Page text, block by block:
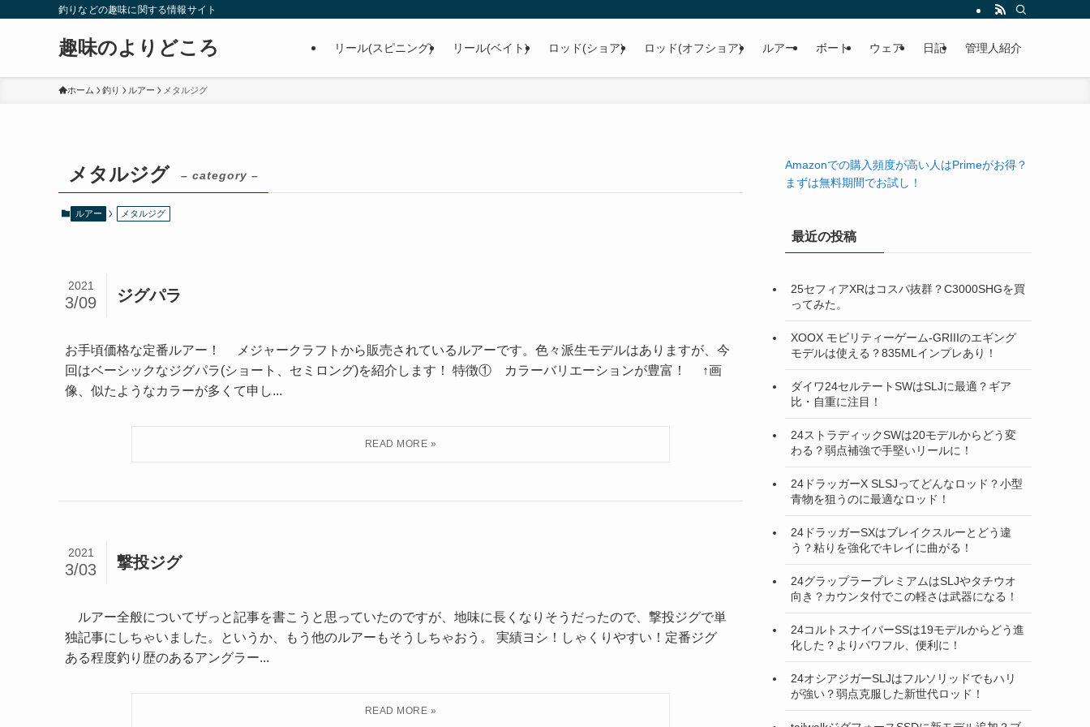
釣りなどの趣味に関する情報サイト
趣味のよりどころ リール(スピニング) リール(ベイト) ロッド(ショア) ロッド(オフショア) ルアー ボート ウェア 日記 管理人紹介
ホーム 釣り ルアー メタルジグ
メタルジグ – category –
ルアー メタルジグ
ジグパラ
2021
3/09
お手頃価格な定番ルアー！ メジャークラフトから販売されているルアーです。色々派生モデルはありますが、今
回はベーシックなジグパラ(ショート、セミロング)を紹介します！ 特徴① カラーバリエーションが豊富！ ↑画
像、似たようなカラーが多くて申し...
撃投ジグ
2021
3/03
ルアー全般についてザっと記事を書こうと思っていたのですが、地味に長くなりそうだったので、撃投ジグで単
独記事にしちゃいました。というか、もう他のルアーもそうしちゃおう。 実績ヨシ！しゃくりやすい！定番ジグ
ある程度釣り歴のあるアングラー...
Amazonでの購入頻度が高い人はPrimeがお得？
まずは無料期間でお試し！
最近の投稿
25セフィアXRはコスパ抜群？C3000SHGを買
ってみた。
XOOX モビリティーゲーム-GRIIIのエギング
モデルは使える？835MLインプレあり！
ダイワ24セルテートSWはSLJに最適？ギア
比・自重に注目！
24ストラディックSWは20モデルからどう変
わる？弱点補強で手堅いリールに！
24ドラッガーX SLSJってどんなロッド？小型
青物を狙うのに最適なロッド！
24ドラッガーSXはブレイクスルーとどう違
う？粘りを強化でキレイに曲がる！
24グラップラープレミアムはSLJやタチウオ
向き？カウンタ付でこの軽さは武器になる！
24コルトスナイパーSSは19モデルからどう進
化した？よりパワフル、便利に！
24オシアジガーSLJはフルソリッドでもハリ
が強い？弱点克服した新世代ロッド！